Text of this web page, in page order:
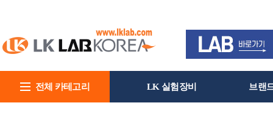
전체 카테고리 LK 실험장비 브랜